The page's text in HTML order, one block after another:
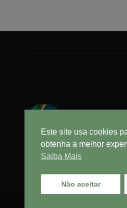
Este site usa cookies
obtenha a melhor
Saiba Mais
Não aceitar